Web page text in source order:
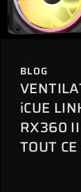
BLOG
iCUE
RX360
TOUT